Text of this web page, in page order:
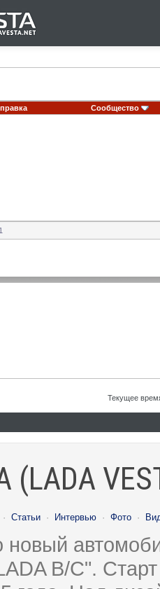
Сообщество
Текущее
· Статьи · Интервью · Фото ·
новый
B/C".